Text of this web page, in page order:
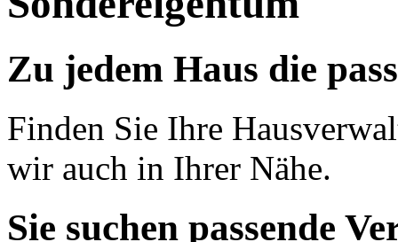
Zu jedem Haus die
Finden Sie Ihre
wir auch in Ihrer Nähe.
Sie suchen passende